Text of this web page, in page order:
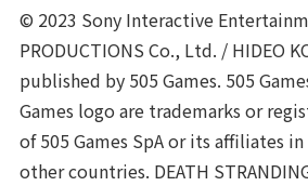
© 2023 Sony Interactive
PRODUCTIONS Co., Ltd. / HIDEO
published by 505 Games. 505
Games logo are trademarks or
of 505 Games SpA or its affiliates
other countries. DEATH